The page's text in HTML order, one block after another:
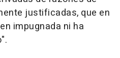
justificadas, que en
impugnada ni ha